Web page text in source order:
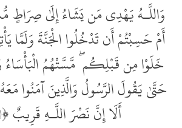
أَمْ حَسِبْتُمْ أَن تَدْخُلُوا الْجَنَّةَ وَلَمَّا
خَلَوْا مِن قَبْلِكُم ۖ مَّسَّتْهُمُ الْبَأْسَاءُ
حَتَّىٰ يَقُولَ الرَّسُولُ وَالَّذِينَ آمَنُوا
أَلَا إِنَّ نَصْرَ اللَّـهِ قَرِيبٌ ﴿٢١٤﴾